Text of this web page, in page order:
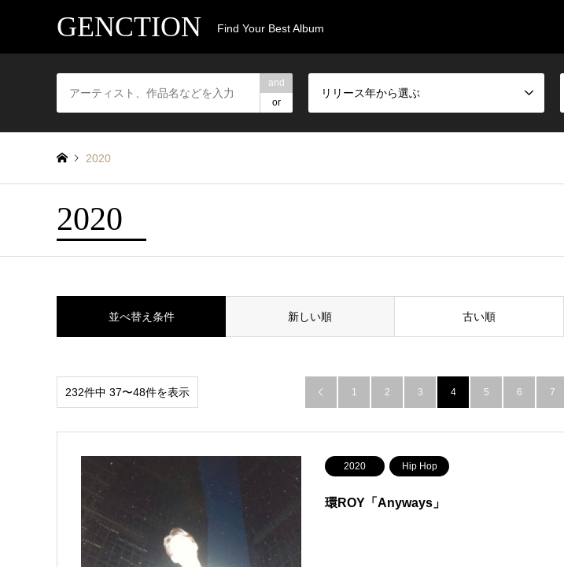
GENCTION Find Your Best Album
and
or
リリース年から選ぶ
2020
2020
並べ替え条件 新しい順 古い順
232件中 37〜48件を表示  1 2 3 4 5 6 7
2020 Hip Hop
環ROY「Anyways」